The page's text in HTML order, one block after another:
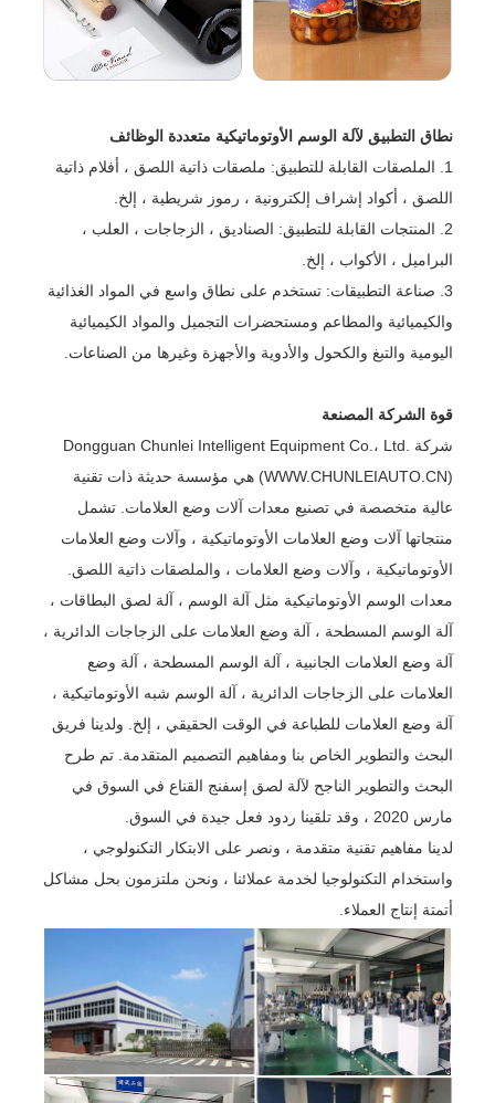
نطاق التطبيق لآلة الوسم الأوتوماتيكية متعددة الوظائف
1. الملصقات القابلة للتطبيق: ملصقات ذاتية اللصق ، أفلام ذاتية
اللصق ، أكواد إشراف إلكترونية ، رموز شريطية ، إلخ.
2. المنتجات القابلة للتطبيق: الصناديق ، الزجاجات ، العلب ،
البراميل ، الأكواب ، إلخ.
3. صناعة التطبيقات: تستخدم على نطاق واسع في المواد الغذائية
والكيميائية والمطاعم ومستحضرات التجميل والمواد الكيميائية
اليومية والتبغ والكحول والأدوية والأجهزة وغيرها من الصناعات.
قوة الشركة المصنعة
شركة Dongguan Chunlei Intelligent Equipment Co.، Ltd.
(WWW.CHUNLEIAUTO.CN) هي مؤسسة حديثة ذات تقنية
عالية متخصصة في تصنيع معدات آلات وضع العلامات. تشمل
منتجاتها آلات وضع العلامات الأوتوماتيكية ، وآلات وضع العلامات
الأوتوماتيكية ، وآلات وضع العلامات ، والملصقات ذاتية اللصق.
معدات الوسم الأوتوماتيكية مثل آلة الوسم ، آلة لصق البطاقات ،
آلة الوسم المسطحة ، آلة وضع العلامات على الزجاجات الدائرية ،
آلة وضع العلامات الجانبية ، آلة الوسم المسطحة ، آلة وضع
العلامات على الزجاجات الدائرية ، آلة الوسم شبه الأوتوماتيكية ،
آلة وضع العلامات للطباعة في الوقت الحقيقي ، إلخ. ولدينا فريق
البحث والتطوير الخاص بنا ومفاهيم التصميم المتقدمة. تم طرح
البحث والتطوير الناجح لآلة لصق إسفنج القناع في السوق في
مارس 2020 ، وقد تلقينا ردود فعل جيدة في السوق.
لدينا مفاهيم تقنية متقدمة ، ونصر على الابتكار التكنولوجي ،
واستخدام التكنولوجيا لخدمة عملائنا ، ونحن ملتزمون بحل مشاكل
أتمتة إنتاج العملاء.